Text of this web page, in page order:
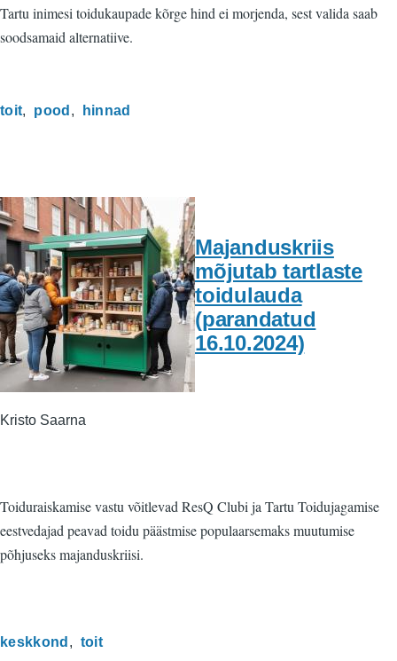
Tartu inimesi toidukaupade kõrge hind ei morjenda, sest valida saab
soodsamaid alternatiive.
toit pood hinnad
Majanduskriis
mõjutab tartlaste
toidulauda
(parandatud
16.10.2024)
Kristo Saarna
Toiduraiskamise vastu võitlevad ResQ Clubi ja Tartu Toidujagamise
eestvedajad peavad toidu päästmise populaarsemaks muutumise
põhjuseks majanduskriisi.
keskkond toit